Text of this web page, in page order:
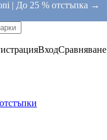
| До 25 % отстъпка →
ВходСравняване